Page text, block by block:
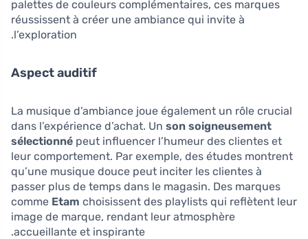
palettes de couleurs complémentaires, ces marques
réussissent à créer une ambiance qui invite à
l’exploration.
Aspect auditif
La musique d’ambiance joue également un rôle crucial
dans l’expérience d’achat. Un son soigneusement
sélectionné peut influencer l’humeur des clientes et
leur comportement. Par exemple, des études montrent
qu’une musique douce peut inciter les clientes à
passer plus de temps dans le magasin. Des marques
comme Etam choisissent des playlists qui reflètent leur
image de marque, rendant leur atmosphère
accueillante et inspirante.